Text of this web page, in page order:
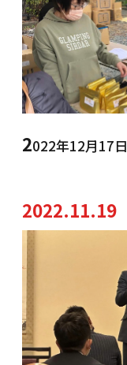
2022年12月17日
2022.11.19